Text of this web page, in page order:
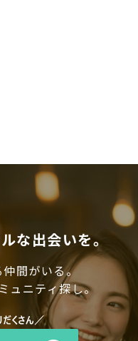
な出会いを。
間がいる。
ュニティ探し。